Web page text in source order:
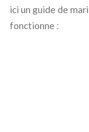
ici un guide de
fonctionne :